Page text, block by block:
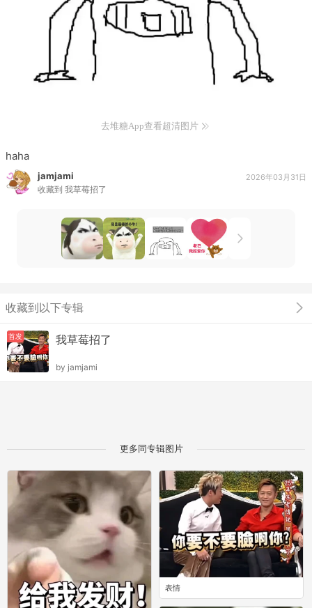
去堆糖App查看超清图片
haha
jamjami
收藏到 我草莓招了
2026年03月31日
收藏到以下专辑
首发 我草莓招了
by jamjami
更多同专辑图片
表情
0